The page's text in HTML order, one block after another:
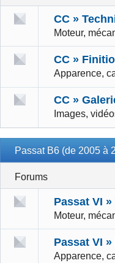
CC »
Moteur,
CC »
Apparence,
CC »
Images,
Passat B6 (de 2005 à
Forums
Passat VI
Moteur,
Passat VI
Apparence,